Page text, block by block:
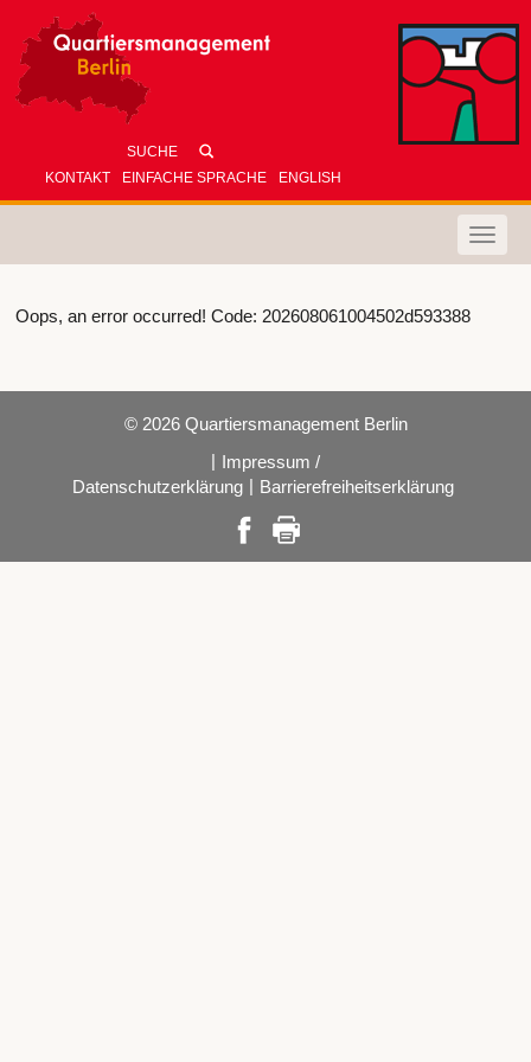
KONTAKT EINFACHE SPRACHE ENGLISH
Toggle
Oops, an error occurred! Code: 202608061004502d593388
© 2026 Quartiersmanagement Berlin
| Impressum /
Datenschutzerklärung | Barrierefreiheitserklärung